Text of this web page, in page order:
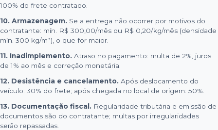
100% do frete contratado.
10. Armazenagem. Se a entrega não ocorrer por motivos do
contratante: mín. R$ 300,00/mês ou R$ 0,20/kg/mês (densidade
mín. 300 kg/m³), o que for maior.
11. Inadimplemento. Atraso no pagamento: multa de 2%, juros
de 1% ao mês e correção monetária.
12. Desistência e cancelamento. Após deslocamento do
veículo: 30% do frete; após chegada no local de origem: 50%.
13. Documentação fiscal. Regularidade tributária e emissão de
documentos são do contratante; multas por irregularidades
serão repassadas.